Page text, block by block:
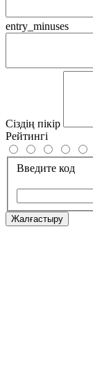
entry_minuses
Сіздің пікір
Рейтингі
Введите код
Жалғастыру